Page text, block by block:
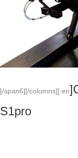
[/span6][/columns][:en
S1pro